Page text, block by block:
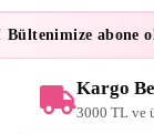
Bültenimize abone
Kargo
3000 TL ve